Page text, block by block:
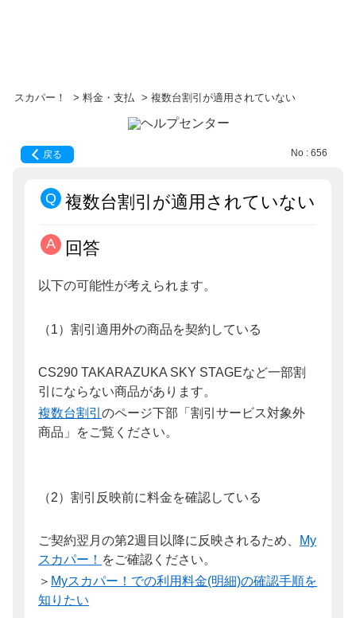
スカパー！ > 料金・支払 > 複数台割引が適用されていない
戻る No : 656
複数台割引が適用されていない
回答
以下の可能性が考えられます。
（1）割引適用外の商品を契約している
CS290 TAKARAZUKA SKY STAGEなど一部割
引にならない商品があります。
複数台割引のページ下部「割引サービス対象外
商品」をご覧ください。
（2）割引反映前に料金を確認している
ご契約翌月の第2週目以降に反映されるため、
My
スカパー！ をご確認ください。
＞ Myスカパー！での利用料金(明細)の確認手順を
知りたい